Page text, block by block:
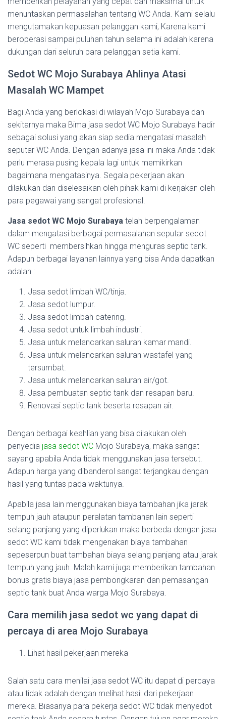
menuntaskan permasalahan tentang WC Anda. Kami selalu
mengutamakan kepuasan pelanggan kami, Karena kami
beroperasi sampai puluhan tahun selama ini adalah karena
dukungan dari seluruh para pelanggan setia kami.
Sedot WC Mojo Surabaya Ahlinya Atasi
Masalah WC Mampet
Bagi Anda yang berlokasi di wilayah Mojo Surabaya dan
sekitarnya maka Bima jasa sedot WC Mojo Surabaya hadir
sebagai solusi yang akan siap sedia mengatasi masalah
seputar WC Anda. Dengan adanya jasa ini maka Anda tidak
perlu merasa pusing kepala lagi untuk memikirkan
bagaimana mengatasinya. Segala pekerjaan akan
dilakukan dan diselesaikan oleh pihak kami di kerjakan oleh
para pegawai yang sangat profesional.
Jasa sedot WC Mojo Surabaya telah berpengalaman
dalam mengatasi berbagai permasalahan seputar sedot
WC seperti membersihkan hingga menguras septic tank.
Adapun berbagai layanan lainnya yang bisa Anda dapatkan
adalah :
Jasa sedot limbah WC/tinja.
Jasa sedot lumpur.
Jasa sedot limbah catering.
Jasa sedot untuk limbah industri.
Jasa untuk melancarkan saluran kamar mandi.
Jasa untuk melancarkan saluran wastafel yang
tersumbat.
Jasa untuk melancarkan saluran air/got.
Jasa pembuatan septic tank dan resapan baru.
Renovasi septic tank beserta resapan air.
Dengan berbagai keahlian yang bisa dilakukan oleh
penyedia jasa sedot WC Mojo Surabaya, maka sangat
sayang apabila Anda tidak menggunakan jasa tersebut.
Adapun harga yang dibanderol sangat terjangkau dengan
hasil yang tuntas pada waktunya.
Apabila jasa lain menggunakan biaya tambahan jika jarak
tempuh jauh ataupun peralatan tambahan lain seperti
selang panjang yang diperlukan maka berbeda dengan jasa
sedot WC kami tidak mengenakan biaya tambahan
sepeserpun buat tambahan biaya selang panjang atau jarak
tempuh yang jauh. Malah kami juga memberikan tambahan
bonus gratis biaya jasa pembongkaran dan pemasangan
septic tank buat Anda warga Mojo Surabaya.
Cara memilih jasa sedot wc yang dapat di
percaya di area Mojo Surabaya
Lihat hasil pekerjaan mereka
Salah satu cara menilai jasa sedot WC itu dapat di percaya
atau tidak adalah dengan melihat hasil dari pekerjaan
mereka. Biasanya para pekerja sedot WC tidak menyedot